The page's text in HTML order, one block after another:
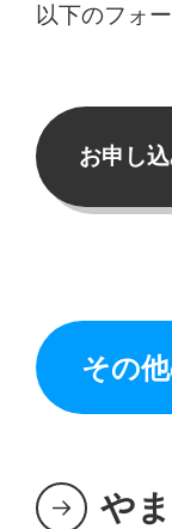
以下のフォ
お申し
その
や